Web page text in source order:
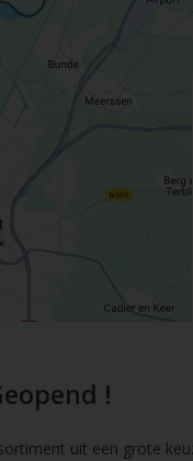
!
uit een grote